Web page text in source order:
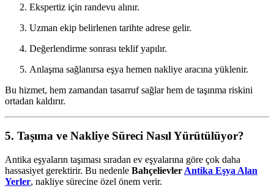
Ekspertiz için randevu alınır.
Uzman ekip belirlenen tarihte adrese gelir.
Değerlendirme sonrası teklif yapılır.
Anlaşma sağlanırsa eşya hemen nakliye aracına yüklenir.
Bu hizmet, hem zamandan tasarruf sağlar hem de taşınma riskini
ortadan kaldırır.
5. Taşıma ve Nakliye Süreci Nasıl Yürütülüyor?
Antika eşyaların taşıması sıradan ev eşyalarına göre çok daha
hassasiyet gerektirir. Bu nedenle Bahçelievler Antika Eşya Alan
Yerler, nakliye sürecine özel önem verir.